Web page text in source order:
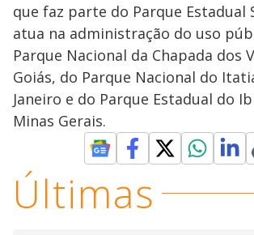
que faz parte do Parque Estadual
atua na administração do uso
Parque Nacional da Chapada dos
Goiás, do Parque Nacional do
Janeiro e do Parque Estadual do
Minas Gerais.
Últimas